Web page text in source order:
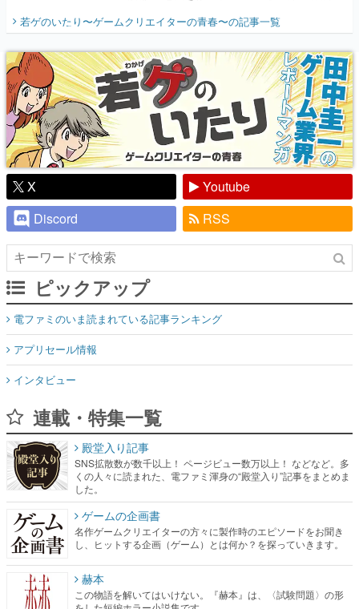
『少年ジャンプ』色だった【若ゲのいた
り】
若ゲのいたり〜ゲームクリエイターの青春〜の記事一覧
X
Youtube
Discord
RSS
ピックアップ
電ファミのいま読まれている記事ランキング
アプリセール情報
インタビュー
連載・特集一覧
殿堂入り記事
SNS拡散数が数千以上！ ページビュー数万以上！ などなど。多
くの人々に読まれた、電ファミ渾身の“殿堂入り”記事をまとめま
した。
ゲームの企画書
名作ゲームクリエイターの方々に製作時のエピソードをお聞き
し、ヒットする企画（ゲーム）とは何か？を探っていきます。
赫本
この物語を解いてはいけない。『赫本』は、〈試験問題〉の形